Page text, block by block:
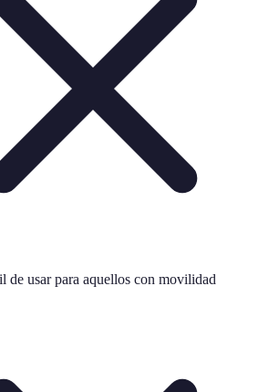
de usar para aquellos con movilidad